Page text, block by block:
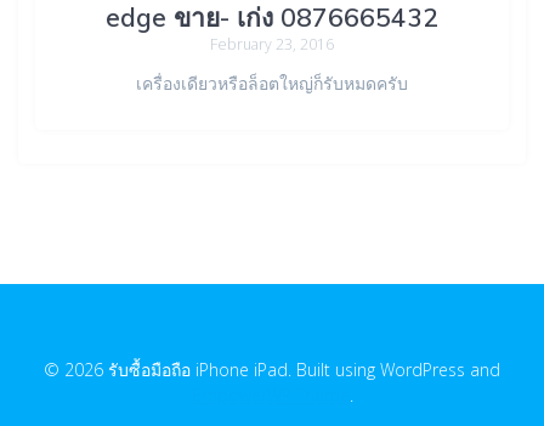
edge ขาย- เก่ง 0876665432
February 23, 2016
เครื่องเดียวหรือล็อตใหญ่ก็รับหมดครับ
© 2026 รับซื้อมือถือ iPhone iPad. Built using WordPress and
.